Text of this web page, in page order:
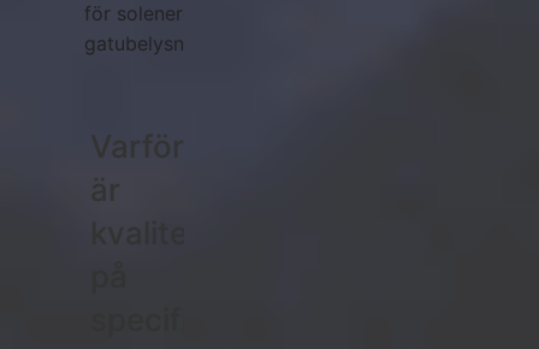
för solenergi
gatubelysning.
Varför
är
kvaliteten